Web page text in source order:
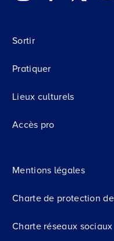
Sortir
Pratiquer
Lieux culturels
Accès pro
Mentions légales
Charte de protection
Charte réseaux sociaux